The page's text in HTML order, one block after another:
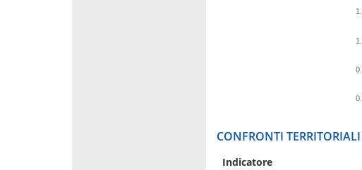
CONFRONTI
Indicatore